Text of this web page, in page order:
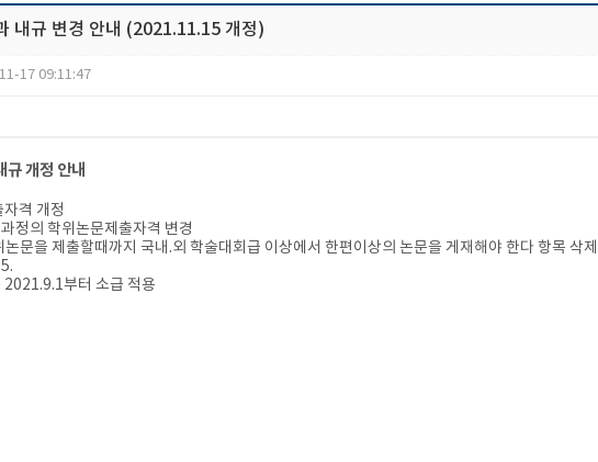
내규 변경 안내 (2021.11.15 개정)
17 09:11:47
규 개정 안내
격 개정
정의 학위논문제출자격 변경
문을 제출할때까지 국내.외 학술대회급 이상에서 한편이상의 논문을 게재해야 한다 항목 삭
2021.9.1부터 소급 적용